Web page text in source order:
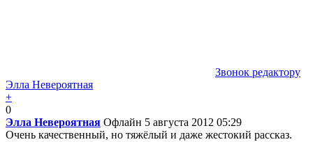
Звонок редактору
Элла Невероятная
+
0
Элла Невероятная Офлайн 5 августа 2012 05:29
Очень качественный, но тяжёлый и даже жестокий рассказ.